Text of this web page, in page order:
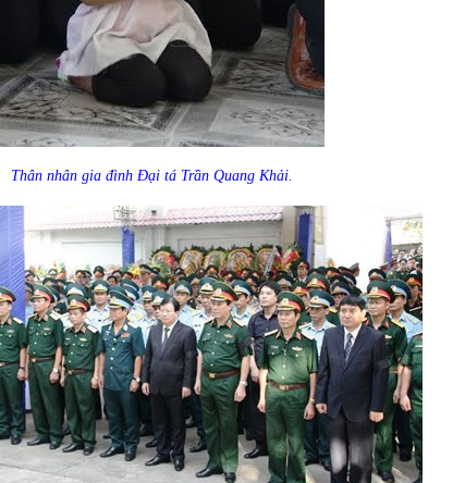
Thân nhân gia đình Đại tá Trần Quang Khải.